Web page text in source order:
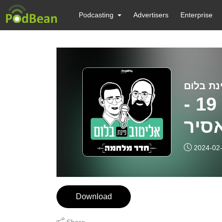
Podcasting Advertisers Enterprise
בלום
אליטוב פינת בלום - פרק 19 -
2024-
Download